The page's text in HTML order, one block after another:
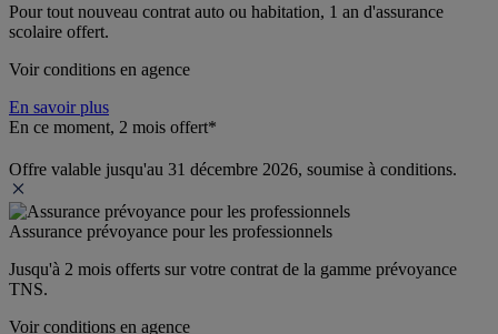
Pour tout nouveau contrat auto ou habitation, 1 an d'assurance
scolaire offert.
Voir conditions en agence
En savoir plus
En ce moment, 2 mois offert*
Offre valable jusqu'au 31 décembre 2026, soumise à conditions.
Assurance prévoyance pour les professionnels
Jusqu'à 2 mois offerts sur votre contrat de la gamme prévoyance
TNS.
Voir conditions en agence